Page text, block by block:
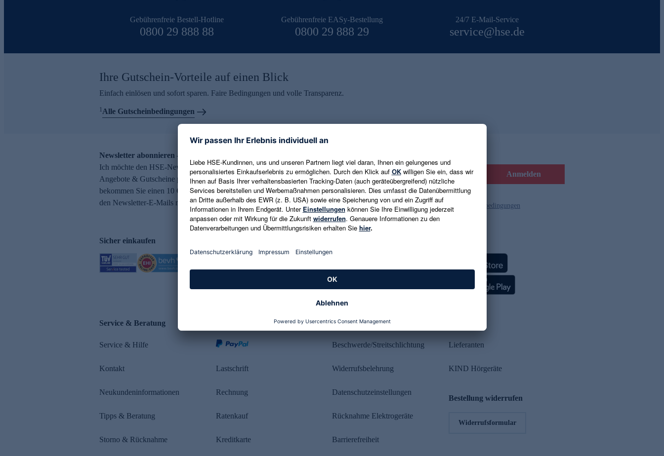
Gebührenfreie Bestell-Hotline
0800 29 888 88
Gebührenfreie EASy-Bestellung
0800 29 888 29
24/7 E-Mail-Service
service@hse.de
Ihre Gutschein-Vorteile auf einen Blick
Einfach einlösen und sofort sparen. Faire Bedingungen und volle Transparenz.
1Alle Gutscheinbedingungen
Newsletter abonnieren – 10 € Gutschein erhalten
Ich möchte den HSE-Newsletter abonnieren und aktuelle Trends,
Angebote & Gutscheine per E-Mail erhalten. Als Dankeschön
bekommen Sie einen 10 € Gutschein. Eine Abmeldung ist jederzeit in
den Newsletter-E-Mails möglich.
E-Mail-Adresse eingeben Anmelden
Es gelten die Datenschutzrichtlinien und die Gutscheinbedingungen
Sicher einkaufen
Service & Beratung
Service & Hilfe
Kontakt
Neukundeninformationen
Tipps & Beratung
Storno & Rücknahme
Lastschrift
Rechnung
Ratenkauf
Kreditkarte
Rechtliches
Beschwerde/Streitschlichtung
Widerrufsbelehrung
Datenschutzeinstellungen
Rücknahme Elektrogeräte
Barrierefreiheit
Lieferanten
KIND Hörgeräte
Bestellung widerrufen
Widerrufsformular